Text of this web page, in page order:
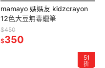
mamayo 媽媽友 kidzcrayon
12色大豆無毒蠟筆
$450
$350
51
折